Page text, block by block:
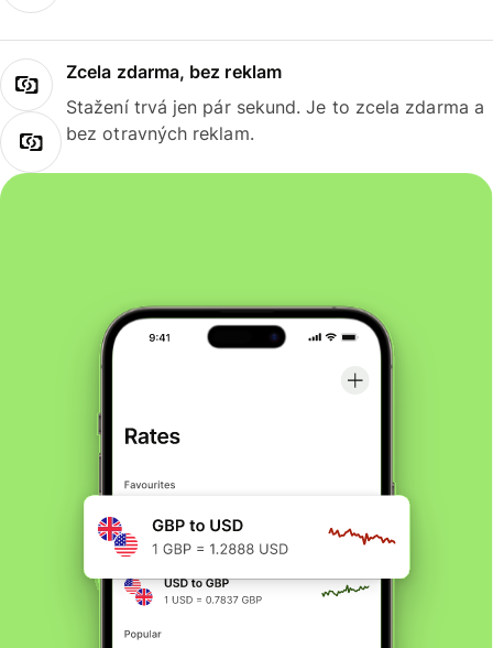
Zcela zdarma, bez reklam
Stažení trvá jen pár sekund. Je to zcela zdarma a
bez otravných reklam.